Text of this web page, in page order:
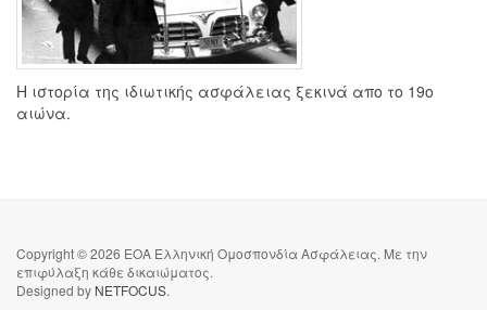
Η ιστορία της ιδιωτικής ασφάλειας ξεκινά απο το 19ο
αιώνα.
Copyright © 2026 EOA Ελληνική Ομοσπονδία Ασφάλειας. Με την
επιφύλαξη κάθε δικαιώματος.
Designed by NETFOCUS.